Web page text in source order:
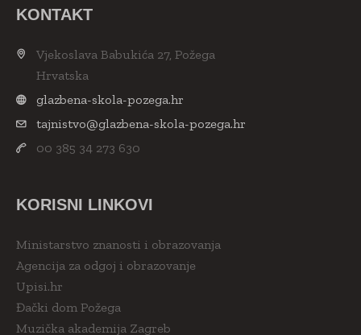
KONTAKT
Vjekoslava Babukića 27, Požega
Hrvatska
glazbena-skola-pozega.hr
tajnistvo@glazbena-skola-pozega.hr
00 385 34 273 630
KORISNI LINKOVI
Ministarstvo znanosti i obrazovanja
Agencija za odgoj i obrazovanje
Upisi.hr
Đački dom Požega
Muzička akademija Zagreb